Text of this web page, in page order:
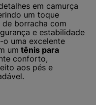
em camurça
um toque
borracha com
e estabilidade
o uma excelente
um tênis para
conforto,
aos pés e